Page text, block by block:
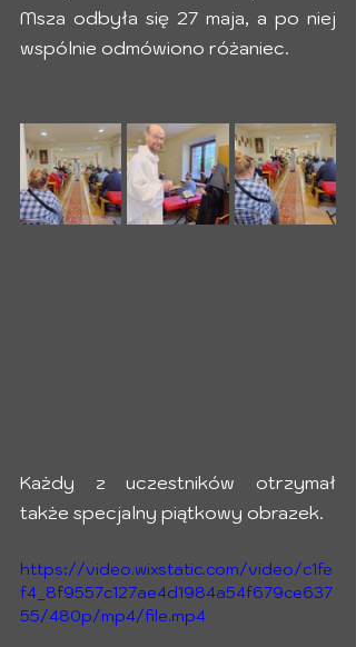
Msza odbyła się 27 maja, a po niej
wspólnie odmówiono różaniec.
Każdy z uczestników otrzymał
także specjalny piątkowy obrazek.
https://video.wixstatic.com/video/c1fe
f4_8f9557c127ae4d1984a54f679ce637
55/480p/mp4/file.mp4